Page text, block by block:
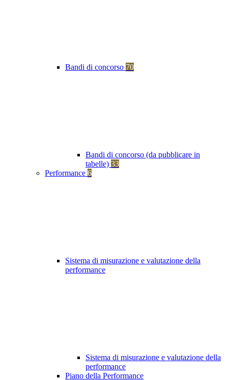
Bandi di concorso 70
Bandi di concorso (da pubblicare in
tabelle) 33
Performance 6
Sistema di misurazione e valutazione della
performance
Sistema di misurazione e valutazione della
performance
Piano della Performance